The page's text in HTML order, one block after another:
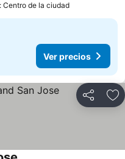
Centro de la ciudad
Ver precios
Compartir